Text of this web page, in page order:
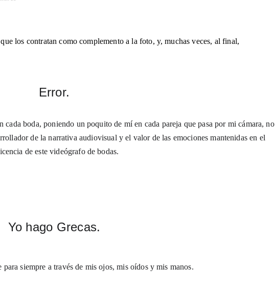
los contratan como complemento a la foto, y, muchas veces, al final,
Error.
cada boda, poniendo un poquito de mí en cada pareja que pasa por mi cámara, no
de la narrativa audiovisual y el valor de las emociones mantenidas en el
de este videógrafo de bodas.
Yo hago Grecas.
siempre a través de mis ojos, mis oídos y mis manos.